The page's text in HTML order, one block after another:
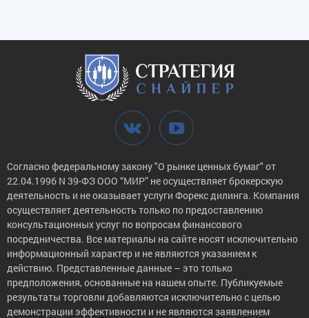
Согласно федеральному закону "О рынке ценных бумаг" от
22.04.1996 N 39-ФЗ ООО “МИР” не осуществляет брокерскую
деятельность и не оказывает услуги Форекс дилинга. Компания
осуществляет деятельность только по предоставлению
консультационных услуг по вопросам финансового
посредничества. Все материалы на сайте носят исключительно
информационный характер и не являются указанием к
действию. Представленные данные – это только
предположения, основанные на нашем опыте. Публикуемые
результаты торговли добавляются исключительно с целью
демонстрации эффективности и не являются заявлением